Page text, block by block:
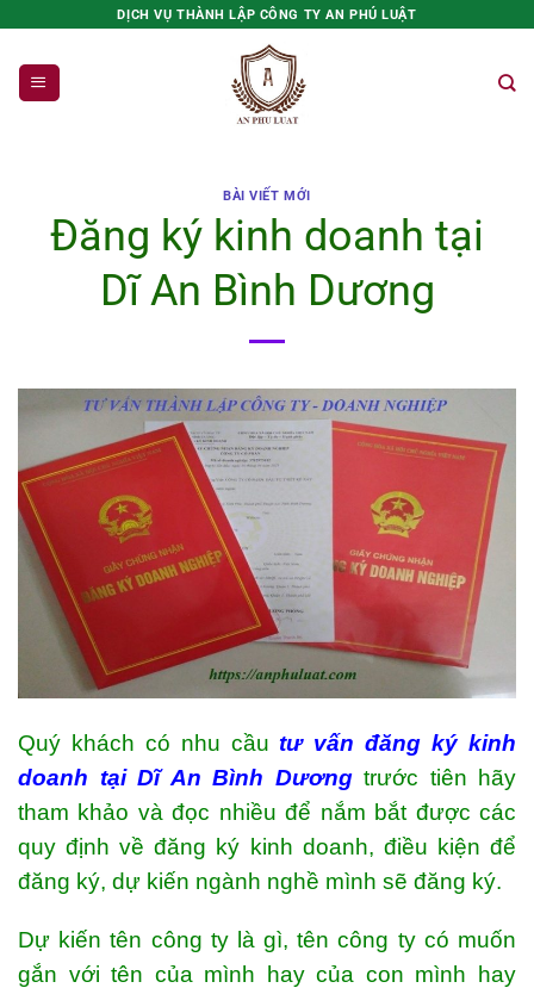
nội
dung
DỊCH VỤ THÀNH LẬP CÔNG TY AN PHÚ LUẬT
BÀI VIẾT MỚI
Đăng ký kinh doanh tại
Dĩ An Bình Dương
Quý khách có nhu cầutư vấn đăng ký kinh
doanh tại Dĩ An Bình Dươngtrước tiên hãy
tham khảo và đọc nhiều để nắm bắt được các
quy định về đăng ký kinh doanh, điều kiện để
đăng ký, dự kiến ngành nghề mình sẽ đăng ký.
Dự kiến tên công ty là gì, tên công ty có muốn
gắn với tên của mình hay của con mình hay